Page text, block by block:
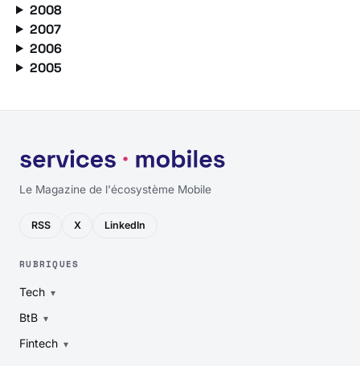
2008
2007
2006
2005
Le Magazine de l'écosystème Mobile
RSS X LinkedIn
RUBRIQUES
Tech
BtB
Fintech